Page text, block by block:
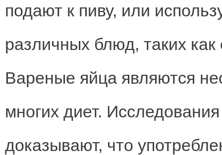
подают к пиву, или
различных блюд, таких
Вареные яйца являются
многих диет.
доказывают, что